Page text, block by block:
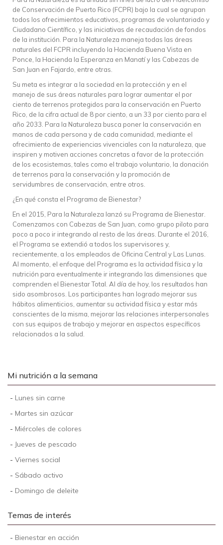
de Conservación de Puerto Rico (FCPR) bajo la cual se agrupan
todos los ofrecimientos educativos, programas de voluntariado y
Ciudadano Científico, y las iniciativas de recaudación de fondos
de la institución. Para la Naturaleza maneja todas las áreas
naturales del FCPR incluyendo la Hacienda Buena Vista en
Ponce, la Hacienda la Esperanza en Manatí y las Cabezas de
San Juan en Fajardo, entre otras.
Su meta es integrar a la sociedad en la protección y en el
manejo de sus áreas naturales para lograr aumentar el por
ciento de terrenos protegidos para la conservación en Puerto
Rico, de la cifra actual de 8 por ciento, a un 33 por ciento para el
año 2033. Para la Naturaleza busca poner la conservación en
manos de cada persona y de cada comunidad, mediante el
ofrecimiento de experiencias vivenciales con la naturaleza, que
inspiren y motiven acciones concretas a favor de la protección
de los ecosistemas, tales como el trabajo voluntario, la donación
de terrenos para la conservación y la promoción de
servidumbres de conservación, entre otros.
¿En qué consta el Programa de Bienestar?
En el 2015, Para la Naturaleza lanzó su Programa de Bienestar.
Comenzamos con Cabezas de San Juan, como grupo piloto para
poco a poco ir integrando al resto de las áreas. Durante el 2016,
el Programa se extendió a todos los supervisores y,
recientemente, a los empleados de Oficina Central y Las Lunas.
Al momento, el enfoque del Programa es la actividad física y la
nutrición para eventualmente ir integrando las dimensiones que
comprenden el Bienestar Total. Al día de hoy, los resultados han
sido asombrosos. Los participantes han logrado mejorar sus
hábitos alimenticios, aumentar su actividad física y estar más
conscientes de la misma, mejorar las relaciones interpersonales
con sus equipos de trabajo y mejorar en aspectos específicos
relacionados a la salud.
Mi nutrición a la semana
- Lunes sin carne
- Martes sin azúcar
- Miércoles de colores
- Jueves de pescado
- Viernes social
- Sábado activo
- Domingo de deleite
Temas de interés
- Bienestar en acción